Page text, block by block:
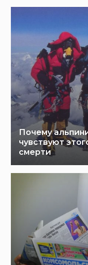
Почему
чувствуют
смерти